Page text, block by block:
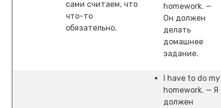
сами считаем, что
что-то
обязательно.
homework. —
Он должен
делать
домашнее
задание.
I have to do my
homework. — Я
должен